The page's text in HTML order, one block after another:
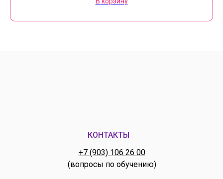
+7 (903) 106 26 00
(вопросы по обучению)
КОНТАКТЫ